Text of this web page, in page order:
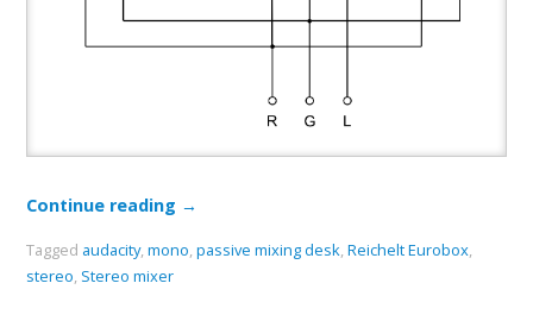
Continue reading →
Tagged audacity, mono, passive mixing desk, Reichelt Eurobox,
stereo, Stereo mixer